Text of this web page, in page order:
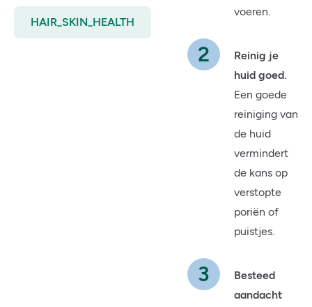
HAIR_SKIN_HEALTH
voeren.
Reinig je
huid goed.
Een goede
reiniging van
de huid
vermindert
de kans op
verstopte
poriën of
puistjes.
Besteed
aandacht